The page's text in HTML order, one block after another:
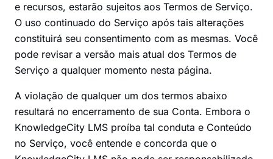
e recursos, estarão sujeitos aos Termos de Serviço.
O uso continuado do Serviço após tais alterações
constituirá seu consentimento com as mesmas. Você
pode revisar a versão mais atual dos Termos de
Serviço a qualquer momento nesta página.
A violação de qualquer um dos termos abaixo
resultará no encerramento de sua Conta. Embora o
KnowledgeCity LMS proíba tal conduta e Conteúdo
no Serviço, você entende e concorda que o